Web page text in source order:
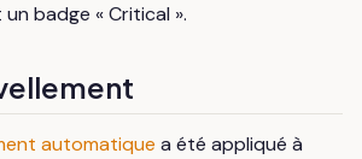
badge « Critical ».
automatique a été appliqué à